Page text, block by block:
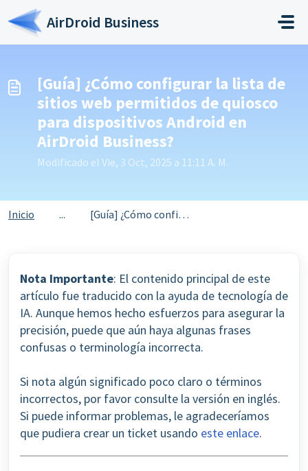
Saltar al contenido principal
AirDroid Business
[Guía] ¿Cómo configurar la lista de
sitios web permitidos de quiosco
para dispositivos Android en
AirDroid Business?
Modificado el Vie, 3 Oct, 2025 a 11:11 A. M.
Inicio ... [Guía] ¿Cómo configurar la lista de sitios web permitidos...
Nota Importante: El contenido principal de este
artículo fue traducido con la ayuda de tecnología de
IA. Aunque hemos hecho esfuerzos para asegurar la
precisión, puede que aún haya algunas frases
confusas o terminología incorrecta.
Si nota algún significado poco claro o términos
incorrectos, por favor consulte la versión en inglés.
Si puede informar problemas, le agradeceríamos
que pudiera crear un ticket usando este enlace.